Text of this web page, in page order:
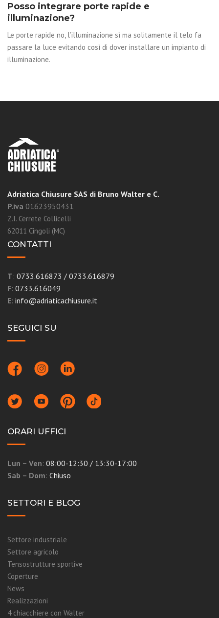
Posso integrare porte rapide e
illuminazione?
Le porte rapide no, l’illuminazione sì ma solitamente il telo fa
passare la luce evitando così di dover installare un impianto di
illuminazione.
Adriatica Chiusure SAS di Bruno Walter e C.
P.iva 01623950431
Z.I. Cerrete Collicelli
62011 Cingoli (MC)
CONTATTI
T: 0733.616873 / 0733.616879
F: 0733.616049
E: info@adriaticachiusure.it
SEGUICI SU
ORARI UFFICI
Lun – Ven: 08:00-12:30 / 13:30-17:00
Sab – Dom: Chiuso
SETTORI E BLOG
Settore industriale
Settore agricolo
Tensostrutture sportive
Coperture
News
Realizzazioni
4 chiacchiere con Walter